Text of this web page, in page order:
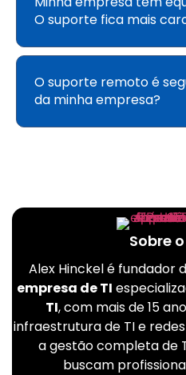
O suporte fica mais
O suporte remoto é
da minha empresa?
Sobre
Alex Hinckel é fundador
empresa de TI
TI, com mais de 15
infraestrutura de TI e
a gestão completa de
buscam